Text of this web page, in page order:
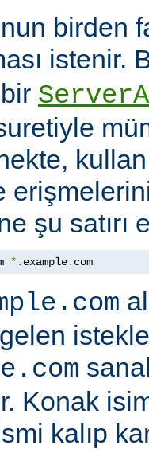
birden
istenir.
şu satırı
*. example. com
Konak
kalıp